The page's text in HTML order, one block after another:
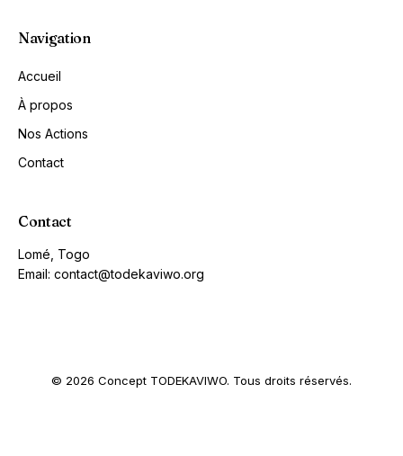
Navigation
Accueil
À propos
Nos Actions
Contact
Contact
Lomé, Togo
Email: contact@todekaviwo.org
© 2026 Concept TODEKAVIWO. Tous droits réservés.